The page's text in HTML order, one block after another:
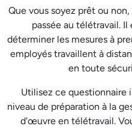
Que vous soyez prêt ou
passée au télétravail.
déterminer les mesures à
employés travaillent à
en toute
Utilisez ce questionnaire
niveau de préparation à la
d'œuvre en télétravail.